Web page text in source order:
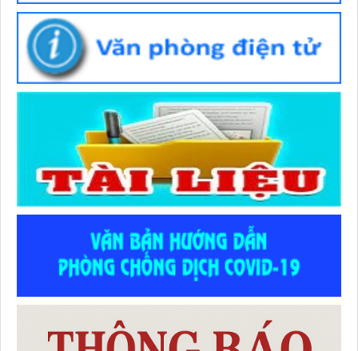
Thời gian đăng: 02/07/2026
lượt xem: 55 | lượt tải:49
Số :486 / TTYT-KHNVĐD
Tên :V/v triển khai tài liệu “Hướng dẫn chẩn đoán và điều trị
dinh dưỡng cho người bệnh ung thư”
Thời gian đăng: 22/06/2026
lượt xem: 117 | lượt tải:53
1768 / QĐ-BYT
Tên :Quyết định Về việc ban hành tài liệu chuyên môn
“Hướng dẫn chẩn đoán và điều trị dinh dưỡng cho người
bệnh ung thư”
lượt xem: 162 | lượt tải:68
Số :32/2023/TT-BYT
Thông tư Quy định chi tiết về một số điều của Luật
Khám bệnh, chữa bệnh
Thời gian đăng: 05/05/2026
lượt xem: 539 | lượt tải:1326